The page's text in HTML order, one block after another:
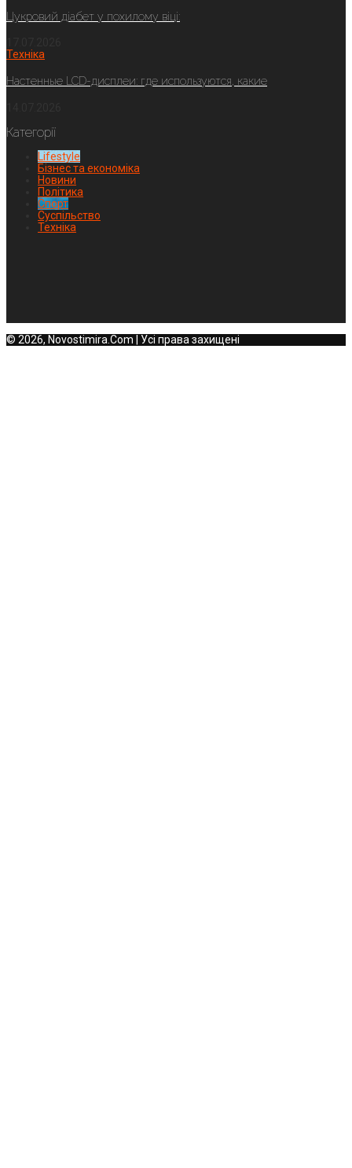
Цукровий діабет у похилому віці:
Техніка
Настенные LCD-дисплеи: где используются, какие
Категорії
Lifestyle
Бізнес та економіка
Новини
Політика
Спорт
Суспільство
Техніка
© 2026, Novostimira.Com | Усі права захищені